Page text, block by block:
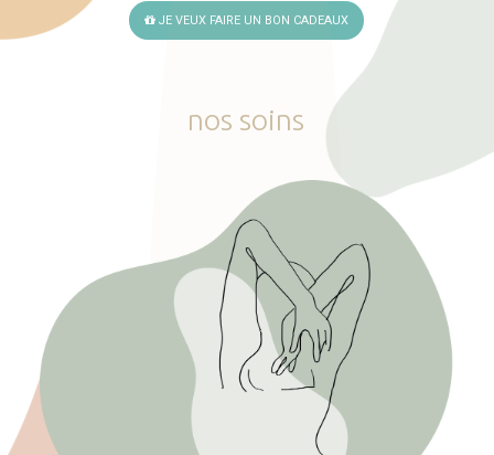
JE VEUX FAIRE UN BON CADEAUX
nos soins